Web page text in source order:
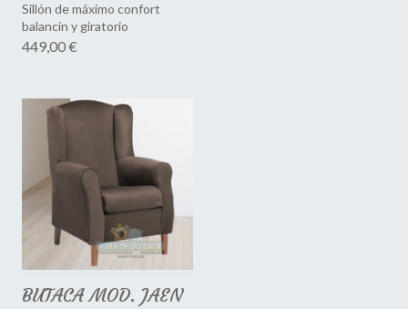
Sillón de máximo confort
balancín y giratorio
449,00 €
BUTACA MOD. JAEN